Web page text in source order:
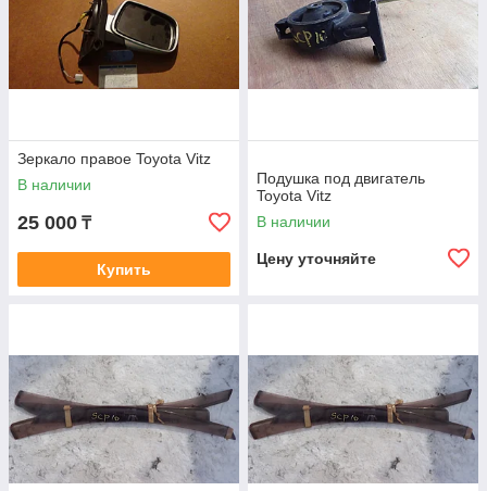
Зеркало правое Toyota Vitz
В наличии
25 000 ₸
Купить
Подушка под двигатель
Toyota Vitz
В наличии
Цену уточняйте